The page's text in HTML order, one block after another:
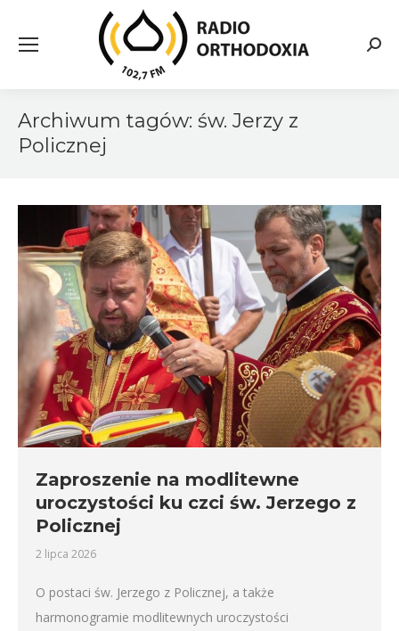
Archiwum tagów: św. Jerzy z
Policznej
Zaproszenie na modlitewne
uroczystości ku czci św. Jerzego z
Policznej
2 lipca 2026
O postaci św. Jerzego z Policznej, a także
harmonogramie modlitewnych uroczystości